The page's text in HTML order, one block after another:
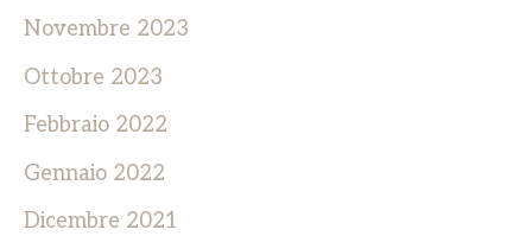
Novembre 2023
Ottobre 2023
Febbraio 2022
Gennaio 2022
Dicembre 2021